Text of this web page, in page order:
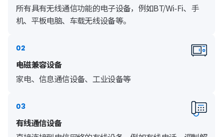
所有具有无线通信功能的电子设备，例如BT/Wi-Fi、手
机、平板电脑、车载无线设备等。
02
电磁兼容设备
家电、信息通信设备、工业设备等
03
有线通信设备